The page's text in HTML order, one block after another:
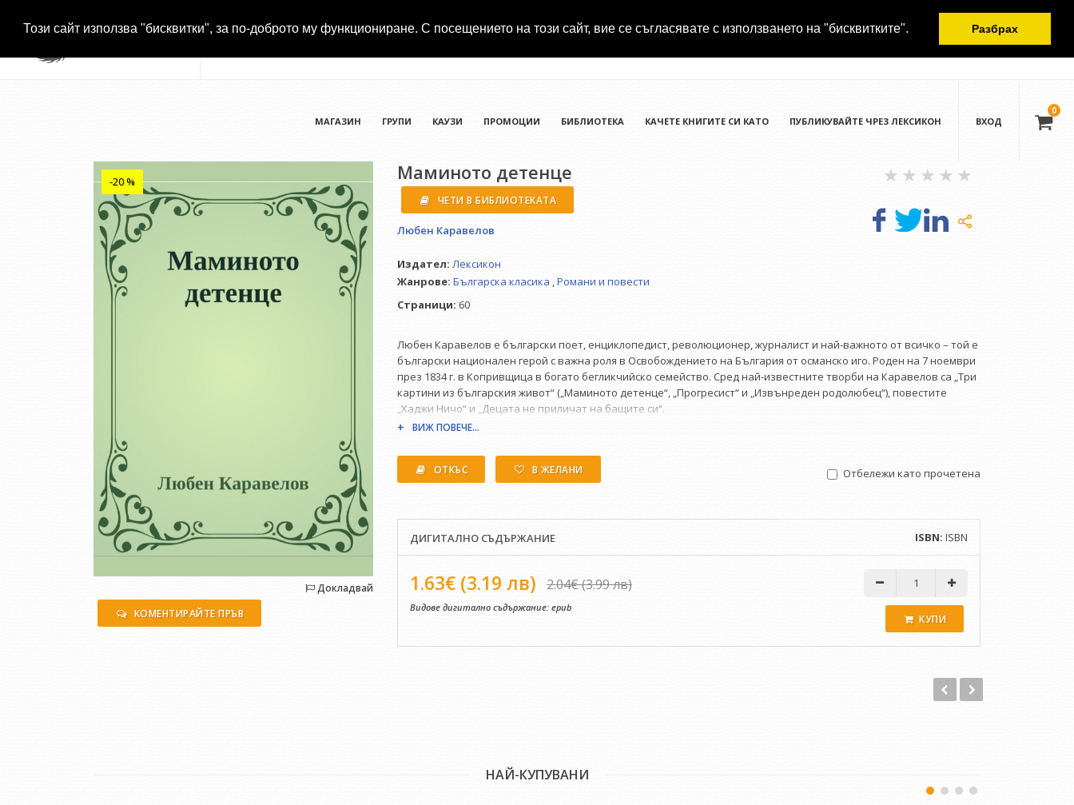
Този сайт използва "бисквитки", за по-доброто му функциониране. С посещението на този сайт, вие се съгласявате с използването на "бисквитките". Разбрах
МАГАЗИН ГРУПИ КАУЗИ ПРОМОЦИИ БИБЛИОТЕКА КАЧЕТЕ КНИГИТЕ СИ КАТО ПУБЛИКУВАЙТЕ ЧРЕЗ ЛЕКСИКОН ВХОД
0
-20 %
Докладвай
КОМЕНТИРАЙТЕ ПРЪВ
Маминото детенце
ЧЕТИ В БИБЛИОТЕКАТА
Любен Каравелов
Издател: Лексикон
Жанрове: Българска класика ,Романи и повести
Страници: 60
Любен Каравелов е български поет, енциклопедист, революционер, журналист и най-важното от всичко – той е
български национален герой с важна роля в Освобождението на България от османско иго. Роден на 7 ноември
през 1834 г. в Копривщица в богато бегликчийско семейство. Сред най-известните творби на Каравелов са „Три
картини из българския живот“ („Маминото детенце“, „Прогресист“ и „Извънреден родолюбец“), повестите
„Хаджи Ничо“ и „Децата не приличат на бащите си“.
ВИЖ ПОВЕЧЕ...
ОТКЪС В ЖЕЛАНИ Отбележи като прочетена
ДИГИТАЛНО СЪДЪРЖАНИЕ ISBN: ISBN
1.63€ (3.19 лв) 2.04€ (3.99 лв)
Видове дигитално съдържание: epub
КУПИ
НАЙ-КУПУВАНИ